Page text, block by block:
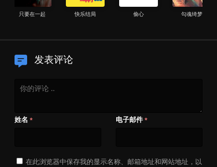
只要在一起 快乐结局 偷心 勾魂绮梦
发表评论
姓名 * 电子邮件 *
在此浏览器中保存我的显示名称、邮箱地址和网站地址，以